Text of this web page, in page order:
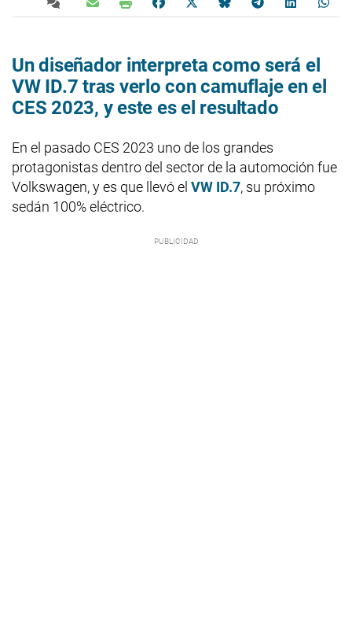
Un diseñador interpreta como será el
VW ID.7 tras verlo con camuflaje en el
CES 2023, y este es el resultado
En el pasado CES 2023 uno de los grandes
protagonistas dentro del sector de la automoción fue
Volkswagen, y es que llevó el VW ID.7, su próximo
sedán 100% eléctrico.